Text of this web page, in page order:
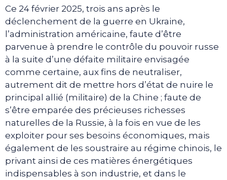
Ce 24 février 2025, trois ans après le
déclenchement de la guerre en Ukraine,
l’administration américaine, faute d’être
parvenue à prendre le contrôle du pouvoir russe
à la suite d’une défaite militaire envisagée
comme certaine, aux fins de neutraliser,
autrement dit de mettre hors d’état de nuire le
principal allié (militaire) de la Chine ; faute de
s’être emparée des précieuses richesses
naturelles de la Russie, à la fois en vue de les
exploiter pour ses besoins économiques, mais
également de les soustraire au régime chinois, le
privant ainsi de ces matières énergétiques
indispensables à son industrie, et dans le